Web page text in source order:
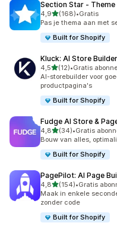
Section Star ‑
4,9van 5 sterren
(168)
168 recensies in totaal
•Gratis
Pas je thema aan met
Built for Shopify
Kluck: AI Store Builder
4,5van 5 sterren
(12)
12 recensies in totaal
•Gratis
AI-storebuilder voor
productpagina's
Built for Shopify
Fudge AI Store &
4,8van 5 sterren
(34)
34 recensies in totaal
•Gratis
Bouw van alles,
Built for Shopify
PagePilot: AI Page
4,8van 5 sterren
(154)
154 recensies in totaal
•Gratis
Maak in enkele
zonder code
Built for Shopify